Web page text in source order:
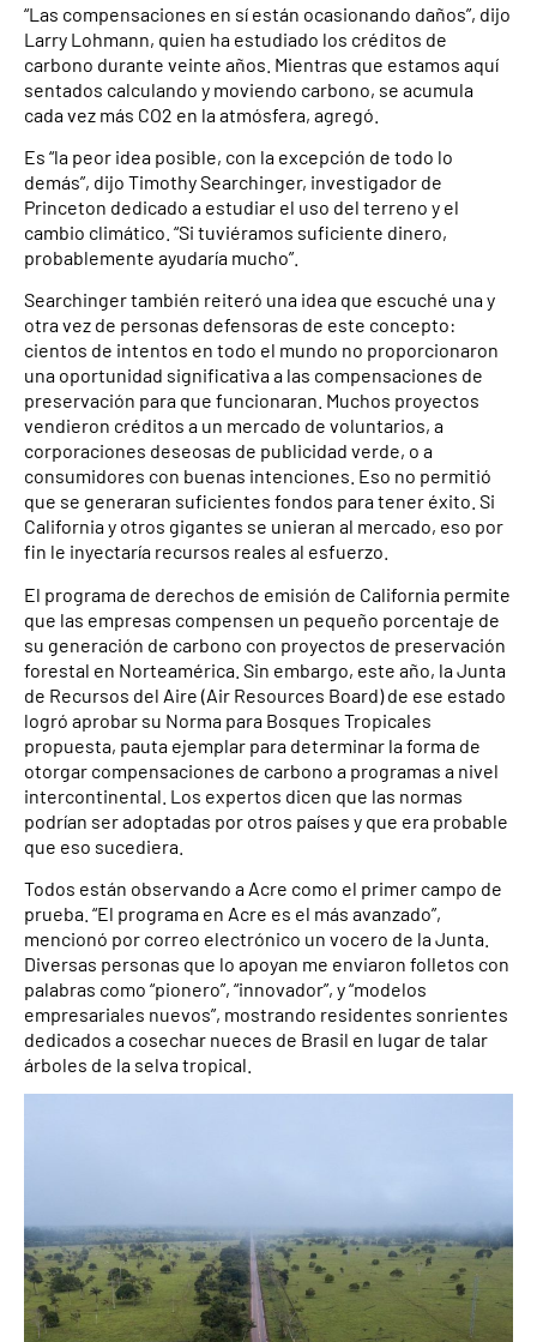
“Las compensaciones en sí están ocasionando daños”, dijo
Larry Lohmann, quien ha estudiado los créditos de
carbono durante veinte años. Mientras que estamos aquí
sentados calculando y moviendo carbono, se acumula
cada vez más CO2 en la atmósfera, agregó.
Es “la peor idea posible, con la excepción de todo lo
demás”, dijo Timothy Searchinger, investigador de
Princeton dedicado a estudiar el uso del terreno y el
cambio climático. “Si tuviéramos suficiente dinero,
probablemente ayudaría mucho”.
Searchinger también reiteró una idea que escuché una y
otra vez de personas defensoras de este concepto:
cientos de intentos en todo el mundo no proporcionaron
una oportunidad significativa a las compensaciones de
preservación para que funcionaran. Muchos proyectos
vendieron créditos a un mercado de voluntarios, a
corporaciones deseosas de publicidad verde, o a
consumidores con buenas intenciones. Eso no permitió
que se generaran suficientes fondos para tener éxito. Si
California y otros gigantes se unieran al mercado, eso por
fin le inyectaría recursos reales al esfuerzo.
El programa de derechos de emisión de California permite
que las empresas compensen un pequeño porcentaje de
su generación de carbono con proyectos de preservación
forestal en Norteamérica. Sin embargo, este año, la Junta
de Recursos del Aire (Air Resources Board) de ese estado
logró aprobar su Norma para Bosques Tropicales
propuesta, pauta ejemplar para determinar la forma de
otorgar compensaciones de carbono a programas a nivel
intercontinental. Los expertos dicen que las normas
podrían ser adoptadas por otros países y que era probable
que eso sucediera.
Todos están observando a Acre como el primer campo de
prueba. “El programa en Acre es el más avanzado”,
mencionó por correo electrónico un vocero de la Junta.
Diversas personas que lo apoyan me enviaron folletos con
palabras como “pionero”, “innovador”, y “modelos
empresariales nuevos”, mostrando residentes sonrientes
dedicados a cosechar nueces de Brasil en lugar de talar
árboles de la selva tropical.